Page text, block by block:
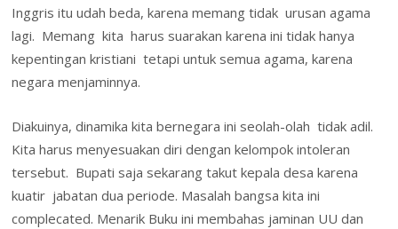
Inggris itu udah beda, karena memang tidak urusan agama
lagi. Memang kita harus suarakan karena ini tidak hanya
kepentingan kristiani tetapi untuk semua agama, karena
negara menjaminnya.
Diakuinya, dinamika kita bernegara ini seolah-olah tidak adil.
Kita harus menyesuakan diri dengan kelompok intoleran
tersebut. Bupati saja sekarang takut kepala desa karena
kuatir jabatan dua periode. Masalah bangsa kita ini
complecated. Menarik Buku ini membahas jaminan UU dan